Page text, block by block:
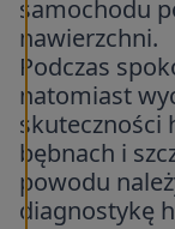
samochodu
nawierzchni.
Podczas
natomiast
skuteczności
bębnach i
powodu
diagnostykę